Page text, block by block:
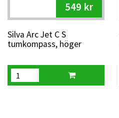
549 kr
Silva Arc Jet C S
tumkompass, höger